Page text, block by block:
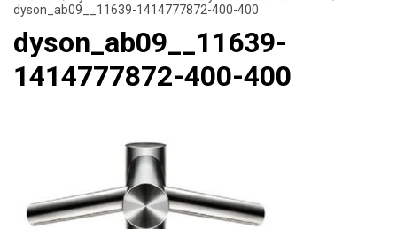
dyson_ab09__11639-1414777872-400-400
dyson_ab09__11639-
1414777872-400-400